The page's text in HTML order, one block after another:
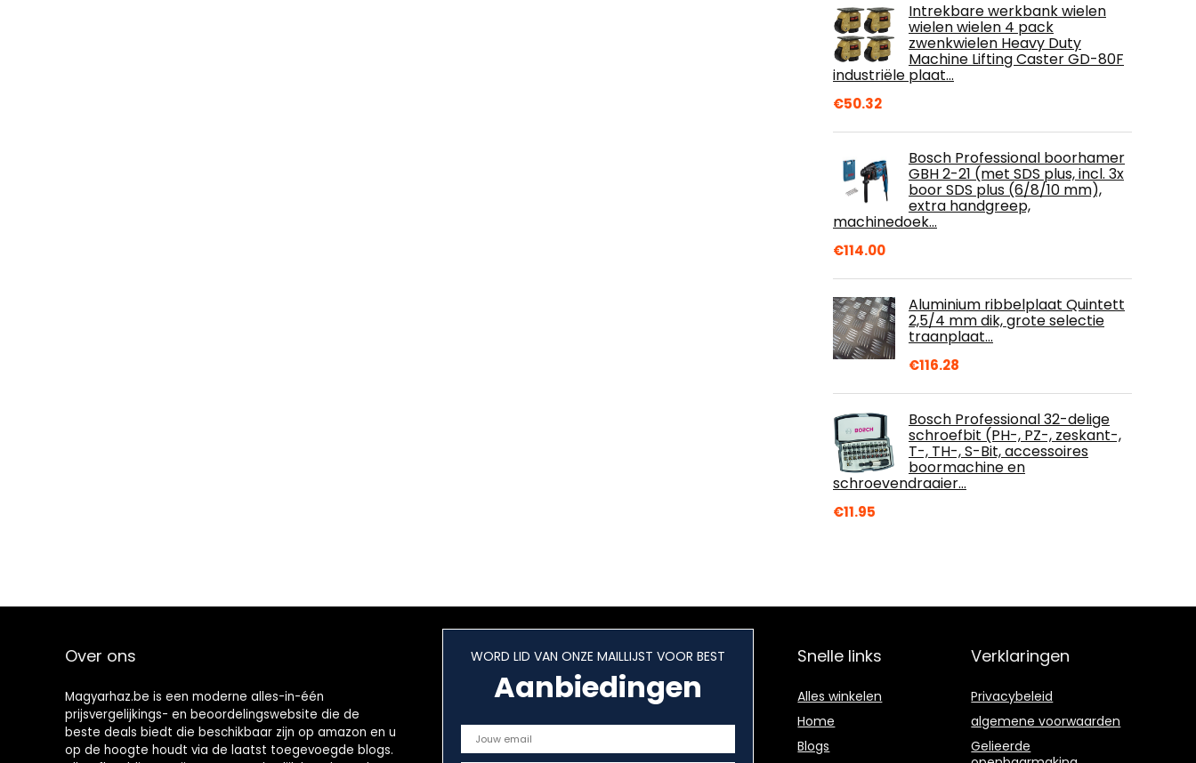
Intrekbare werkbank wielen
wielen wielen 4 pack
zwenkwielen Heavy Duty
Machine Lifting Caster GD-80F
industriële plaat…
€50.32
Bosch Professional boorhamer
GBH 2-21 (met SDS plus, incl. 3x
boor SDS plus (6/8/10 mm),
extra handgreep,
machinedoek…
€114.00
Aluminium ribbelplaat Quintett
2,5/4 mm dik, grote selectie
traanplaat...
€116.28
Bosch Professional 32-delige
schroefbit (PH-, PZ-, zeskant-,
T-, TH-, S-Bit, accessoires
boormachine en
schroevendraaier…
€11.95
Over ons
Magyarhaz.be is een moderne alles-in-één
prijsvergelijkings- en beoordelingswebsite die de
beste deals biedt die beschikbaar zijn op amazon en u
op de hoogte houdt via de laatst toegevoegde blogs.
WORD LID VAN ONZE MAILLIJST VOOR BEST
Aanbiedingen
Snelle links
Alles winkelen
Home
Blogs
Verklaringen
Privacybeleid
algemene voorwaarden
Gelieerde